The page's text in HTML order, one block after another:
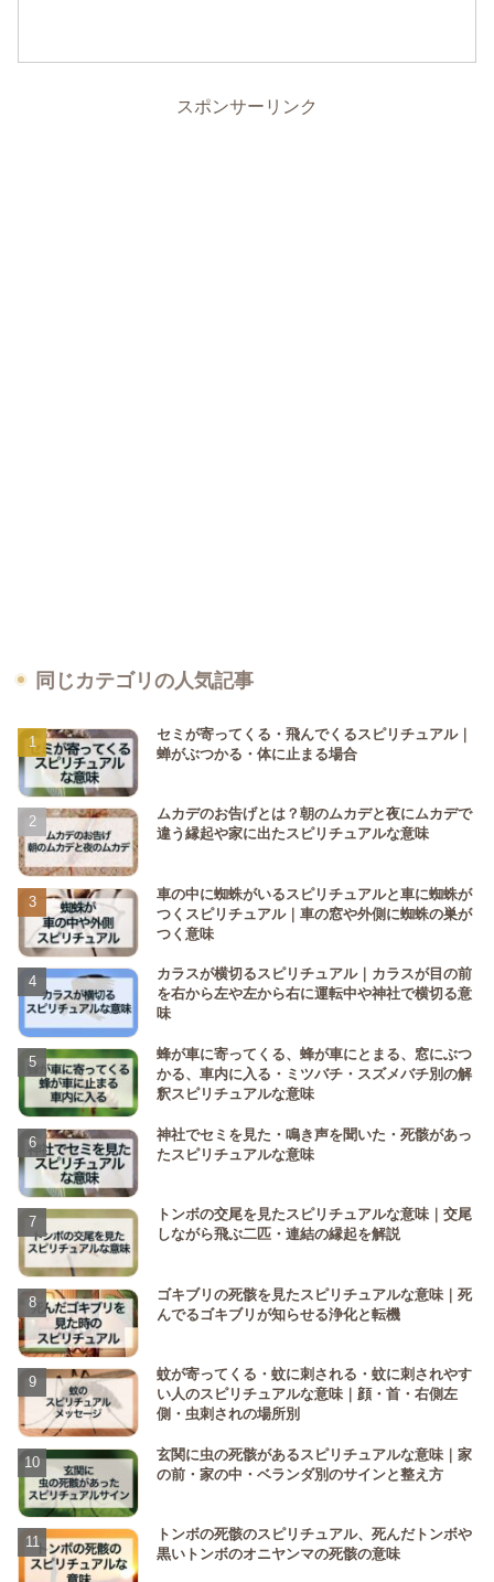
スポンサーリンク
同じカテゴリの人気記事
セミが寄ってくる・飛んでくるスピリチュアル｜
蝉がぶつかる・体に止まる場合
ムカデのお告げとは？朝のムカデと夜にムカデで
違う縁起や家に出たスピリチュアルな意味
車の中に蜘蛛がいるスピリチュアルと車に蜘蛛が
つくスピリチュアル｜車の窓や外側に蜘蛛の巣が
つく意味
カラスが横切るスピリチュアル｜カラスが目の前
を右から左や左から右に運転中や神社で横切る意
味
蜂が車に寄ってくる、蜂が車にとまる、窓にぶつ
かる、車内に入る・ミツバチ・スズメバチ別の解
釈スピリチュアルな意味
神社でセミを見た・鳴き声を聞いた・死骸があっ
たスピリチュアルな意味
トンボの交尾を見たスピリチュアルな意味｜交尾
しながら飛ぶ二匹・連結の縁起を解説
ゴキブリの死骸を見たスピリチュアルな意味｜死
んでるゴキブリが知らせる浄化と転機
蚊が寄ってくる・蚊に刺される・蚊に刺されやす
い人のスピリチュアルな意味｜顔・首・右側左
側・虫刺されの場所別
玄関に虫の死骸があるスピリチュアルな意味｜家
の前・家の中・ベランダ別のサインと整え方
トンボの死骸のスピリチュアル、死んだトンボや
黒いトンボのオニヤンマの死骸の意味